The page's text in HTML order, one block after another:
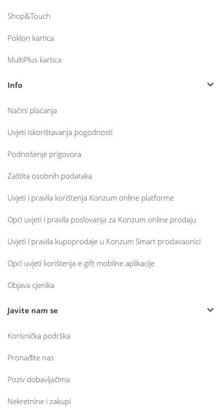
Shop&Touch
Poklon kartica
MultiPlus kartica
Info
Načini plaćanja
Uvjeti iskorištavanja pogodnosti
Podnošenje prigovora
Zaštita osobnih podataka
Uvjeti i pravila korištenja Konzum online platforme
Opći uvjeti i pravila poslovanja za Konzum online prodaju
Uvjeti i pravila kupoprodaje u Konzum Smart prodavaonici
Opći uvjeti korištenja e-gift mobilne aplikacije
Objava cjenika
Javite nam se
Korisnička podrška
Pronađite nas
Poziv dobavljačima
Nekretnine i zakupi